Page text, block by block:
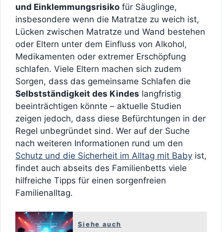
und Einklemmungsrisiko für Säuglinge,
insbesondere wenn die Matratze zu weich ist,
Lücken zwischen Matratze und Wand bestehen
oder Eltern unter dem Einfluss von Alkohol,
Medikamenten oder extremer Erschöpfung
schlafen. Viele Eltern machen sich zudem
Sorgen, dass das gemeinsame Schlafen die
Selbstständigkeit des Kindes langfristig
beeinträchtigen könnte – aktuelle Studien
zeigen jedoch, dass diese Befürchtungen in der
Regel unbegründet sind. Wer auf der Suche
nach weiteren Informationen rund um den
Schutz und die Sicherheit im Alltag mit Baby ist,
findet auch abseits des Familienbetts viele
hilfreiche Tipps für einen sorgenfreien
Familienalltag.
Siehe auch